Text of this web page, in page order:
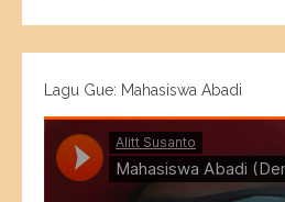
Lagu Gue: Mahasiswa Abadi